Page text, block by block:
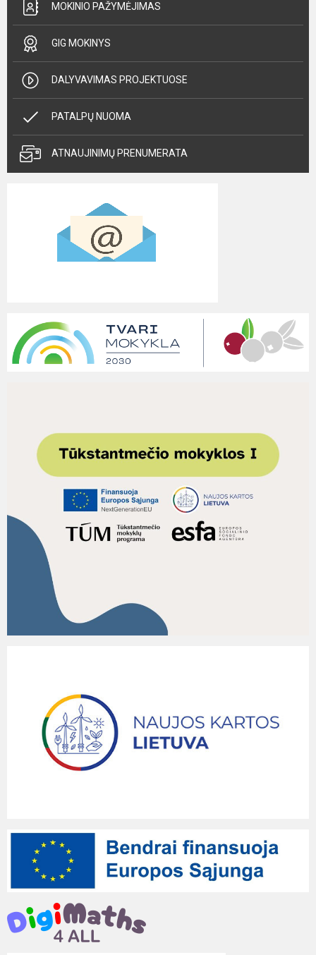
MOKINIO PAŽYMĖJIMAS
GIG MOKINYS
DALYVAVIMAS PROJEKTUOSE
PATALPŲ NUOMA
ATNAUJINIMŲ PRENUMERATA